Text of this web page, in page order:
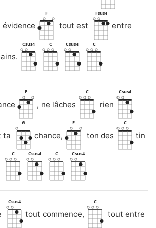
évidence
F
tout est
Fsus4
entre
Csus4 C Csus4 C
F
, ne lâches
C
rien
Csus4
ta
G
chance,
F
ton des
C
tin
C Csus4 C Csus4
Csus4
tout commence,
C
tout entre